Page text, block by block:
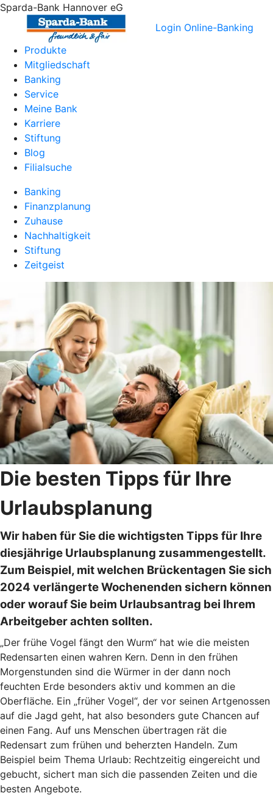
Sparda-Bank Hannover eG
Login Online-Banking
Produkte
Mitgliedschaft
Banking
Service
Meine Bank
Karriere
Stiftung
Blog
Filialsuche
Banking
Finanzplanung
Zuhause
Nachhaltigkeit
Stiftung
Zeitgeist
Die besten Tipps für Ihre
Urlaubsplanung
Wir haben für Sie die wichtigsten Tipps für Ihre
diesjährige Urlaubsplanung zusammengestellt.
Zum Beispiel, mit welchen Brückentagen Sie sich
2024 verlängerte Wochenenden sichern können
oder worauf Sie beim Urlaubsantrag bei Ihrem
Arbeitgeber achten sollten.
„Der frühe Vogel fängt den Wurm“ hat wie die meisten
Redensarten einen wahren Kern. Denn in den frühen
Morgenstunden sind die Würmer in der dann noch
feuchten Erde besonders aktiv und kommen an die
Oberfläche. Ein „früher Vogel“, der vor seinen Artgenossen
auf die Jagd geht, hat also besonders gute Chancen auf
einen Fang. Auf uns Menschen übertragen rät die
Redensart zum frühen und beherzten Handeln. Zum
Beispiel beim Thema Urlaub: Rechtzeitig eingereicht und
gebucht, sichert man sich die passenden Zeiten und die
besten Angebote.